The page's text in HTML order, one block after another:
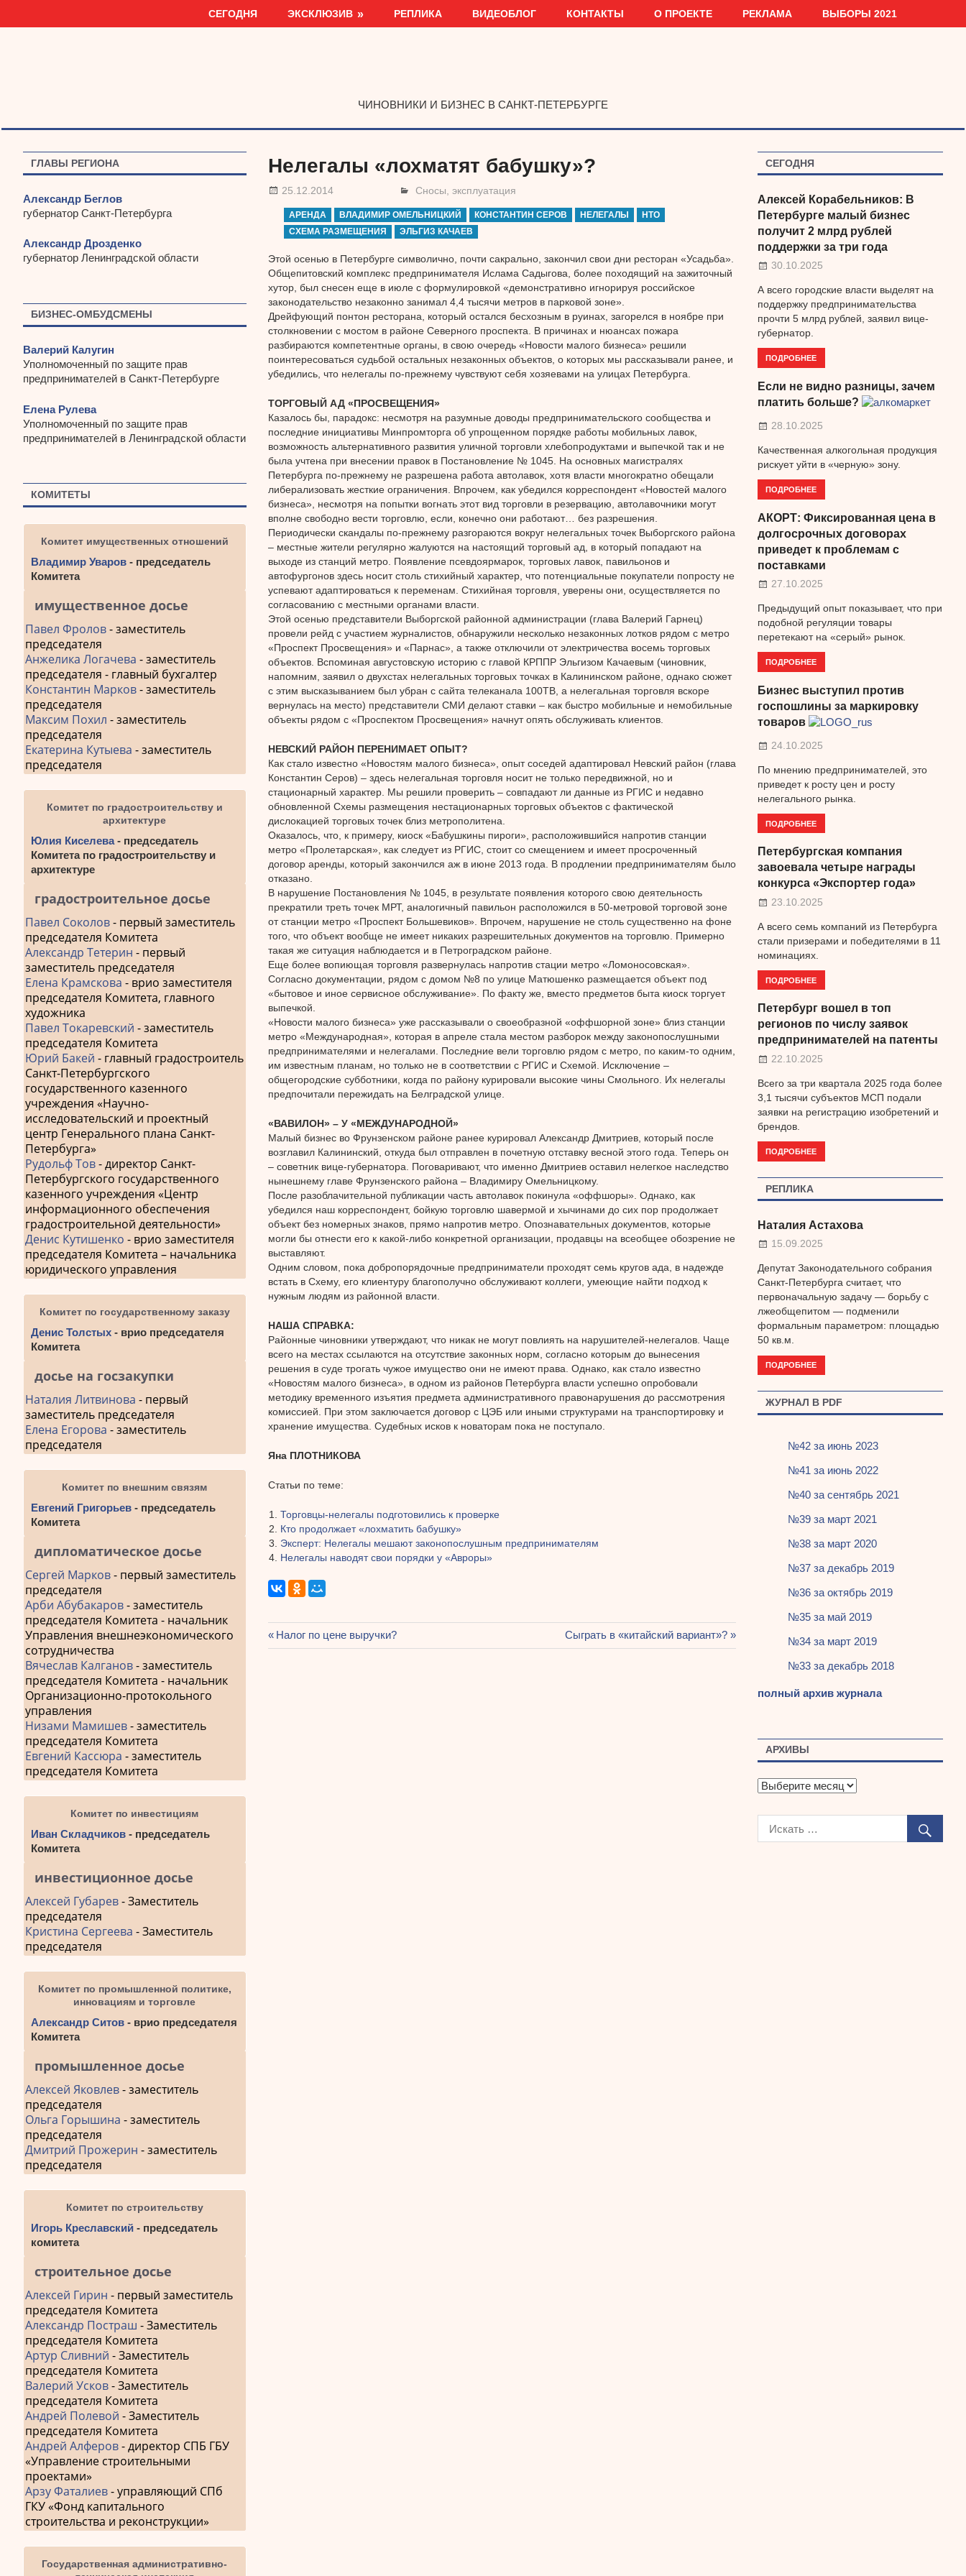
СЕГОДНЯ ЭКСКЛЮЗИВ РЕПЛИКА ВИДЕОБЛОГ КОНТАКТЫ О ПРОЕКТЕ РЕКЛАМА ВЫБОРЫ 2021
ЧИНОВНИКИ И БИЗНЕС В САНКТ-ПЕТЕРБУРГЕ
Нелегалы «лохматят бабушку»?
25.12.2014 Сносы, эксплуатация
АРЕНДА ВЛАДИМИР ОМЕЛЬНИЦКИЙ КОНСТАНТИН СЕРОВ НЕЛЕГАЛЫ
НТО
СХЕМА РАЗМЕЩЕНИЯ
ЭЛЬГИЗ КАЧАЕВ
Этой осенью в Петербурге символично, почти сакрально, закончил свои дни ресторан «Усадьба».
Общепитовский комплекс предпринимателя Ислама Садыгова, более походящий на зажиточный
хутор, был снесен еще в июле с формулировкой «демонстративно игнорируя российское
законодательство незаконно занимал 4,4 тысячи метров в парковой зоне».
Дрейфующий понтон ресторана, который остался бесхозным в руинах, загорелся в ноябре при
столкновении с мостом в районе Северного проспекта. В причинах и нюансах пожара
разбираются компетентные органы, в свою очередь «Новости малого бизнеса» решили
поинтересоваться судьбой остальных незаконных объектов, о которых мы рассказывали ранее, и
убедились, что нелегалы по-прежнему чувствуют себя хозяевами на улицах Петербурга.
ТОРГОВЫЙ АД «ПРОСВЕЩЕНИЯ»
Казалось бы, парадокс: несмотря на разумные доводы предпринимательского сообщества и
последние инициативы Минпромторга об упрощенном порядке работы мобильных лавок,
возможность альтернативного развития уличной торговли хлебопродуктами и выпечкой так и не
была учтена при внесении правок в Постановление № 1045. На основных магистралях
Петербурга по-прежнему не разрешена работа автолавок, хотя власти многократно обещали
либерализовать жесткие ограничения. Впрочем, как убедился корреспондент «Новостей малого
бизнеса», несмотря на попытки вогнать этот вид торговли в резервацию, автолавочники могут
вполне свободно вести торговлю, если, конечно они работают… без разрешения.
Периодически скандалы по-прежнему разгораются вокруг нелегальных точек Выборгского района
– местные жители регулярно жалуются на настоящий торговый ад, в который попадают на
выходе из станций метро. Появление псевдоярмарок, торговых лавок, павильонов и
автофургонов здесь носит столь стихийный характер, что потенциальные покупатели попросту не
успевают адаптироваться к переменам. Стихийная торговля, уверены они, осуществляется по
согласованию с местными органами власти.
Этой осенью представители Выборгской районной администрации (глава Валерий Гарнец)
провели рейд с участием журналистов, обнаружили несколько незаконных лотков рядом с метро
«Проспект Просвещения» и «Парнас», а также отключили от электричества восемь торговых
объектов. Вспоминая августовскую историю с главой КРППР Эльгизом Качаевым (чиновник,
напомним, заявил о двухстах нелегальных торговых точках в Калининском районе, однако сюжет
с этим высказыванием был убран с сайта телеканала 100ТВ, а нелегальная торговля вскоре
вернулась на место) представители СМИ делают ставки – как быстро мобильные и немобильные
объекты рядом с «Проспектом Просвещения» начнут опять обслуживать клиентов.
НЕВСКИЙ РАЙОН ПЕРЕНИМАЕТ ОПЫТ?
Как стало известно «Новостям малого бизнеса», опыт соседей адаптировал Невский район (глава
Константин Серов) – здесь нелегальная торговля носит не только передвижной, но и
стационарный характер. Мы решили проверить – совпадают ли данные из РГИС и недавно
обновленной Схемы размещения нестационарных торговых объектов с фактической
дислокацией торговых точек близ метрополитена.
Оказалось, что, к примеру, киоск «Бабушкины пироги», расположившийся напротив станции
метро «Пролетарская», как следует из РГИС, стоит со смещением и имеет просроченный
договор аренды, который закончился аж в июне 2013 года. В продлении предпринимателям было
отказано.
В нарушение Постановления № 1045, в результате появления которого свою деятельность
прекратили треть точек МРТ, аналогичный павильон расположился в 50-метровой торговой зоне
от станции метро «Проспект Большевиков». Впрочем, нарушение не столь существенно на фоне
того, что объект вообще не имеет никаких разрешительных документов на торговлю. Примерно
такая же ситуация наблюдается и в Петроградском районе.
Еще более вопиющая торговля развернулась напротив стации метро «Ломоносовская».
Согласно документации, рядом с домом №8 по улице Матюшенко размещается объект под
«бытовое и иное сервисное обслуживание». По факту же, вместо предметов быта киоск торгует
выпечкой.
«Новости малого бизнеса» уже рассказывали о своеобразной «оффшорной зоне» близ станции
метро «Международная», которая в апреле стала местом разборок между законопослушными
предпринимателями и нелегалами. Последние вели торговлю рядом с метро, по каким-то одним,
им известным планам, но только не в соответствии с РГИС и Схемой. Исключение –
общегородские субботники, когда по району курировали высокие чины Смольного. Их нелегалы
предпочитали пережидать на Белградской улице.
«ВАВИЛОН» – У «МЕЖДУНАРОДНОЙ»
Малый бизнес во Фрунзенском районе ранее курировал Александр Дмитриев, который после
возглавил Калининский, откуда был отправлен в почетную отставку весной этого года. Теперь он
– советник вице-губернатора. Поговаривают, что именно Дмитриев оставил нелегкое наследство
нынешнему главе Фрунзенского района – Владимиру Омельницкому.
После разоблачительной публикации часть автолавок покинула «оффшоры». Однако, как
убедился наш корреспондент, бойкую торговлю шавермой и хычинами до сих пор продолжает
объект без номерных знаков, прямо напротив метро. Опознавательных документов, которые
могли бы отнести его к какой-либо конкретной организации, продавцы на всеобщее обозрение не
выставляют.
Одним словом, пока добропорядочные предприниматели проходят семь кругов ада, в надежде
встать в Схему, его клиентуру благополучно обслуживают коллеги, умеющие найти подход к
нужным людям из районной власти.
НАША СПРАВКА:
Районные чиновники утверждают, что никак не могут повлиять на нарушителей-нелегалов. Чаще
всего на местах ссылаются на отсутствие законных норм, согласно которым до вынесения
решения в суде трогать чужое имущество они не имеют права. Однако, как стало известно
«Новостям малого бизнеса», в одном из районов Петербурга власти успешно опробовали
методику временного изъятия предмета административного правонарушения до рассмотрения
комиссией. При этом заключается договор с ЦЭБ или иными структурами на транспортировку и
хранение имущества. Судебных исков к новаторам пока не поступало.
Яна ПЛОТНИКОВА
Статьи по теме:
Торговцы-нелегалы подготовились к проверке
Кто продолжает «лохматить бабушку»
Эксперт: Нелегалы мешают законопослушным предпринимателям
Нелегалы наводят свои порядки у «Авроры»
Навигация
Предыдущая
запись:
Налог по цене выручки?
Следующая
запись:
Сыграть в «китайский вариант»?
ГЛАВЫ РЕГИОНА
Александр Беглов
губернатор Санкт-Петербурга
Александр Дрозденко
губернатор Ленинградской области
БИЗНЕС-ОМБУДСМЕНЫ
Валерий Калугин
Уполномоченный по защите прав
предпринимателей в Санкт-Петербурге
Елена Рулева
Уполномоченный по защите прав
предпринимателей в Ленинградской области
КОМИТЕТЫ
Комитет имущественных отношений
Владимир Уваров - председатель
Комитета
имущественное досье
Павел Фролов- заместитель
председателя
Анжелика Логачева - заместитель
председателя - главный бухгалтер
Константин Марков- заместитель
председателя
Максим Похил - заместитель
председателя
Екатерина Кутыева - заместитель
председателя
Комитет по градостроительству и
архитектуре
Юлия Киселева- председатель
Комитета по градостроительству и
архитектуре
градостроительное досье
Павел Соколов- первый заместитель
председателя Комитета
Александр Тетерин - первый
заместитель председателя
Елена Крамскова - врио заместителя
председателя Комитета, главного
художника
Павел Токаревский - заместитель
председателя Комитета
Юрий Бакей - главный градостроитель
Санкт-Петербургского
государственного казенного
учреждения «Научно-
исследовательский и проектный
центр Генерального плана Санкт-
Петербурга»
Рудольф Тов- директор Санкт-
Петербургского государственного
казенного учреждения «Центр
информационного обеспечения
градостроительной деятельности»
Денис Кутишенко - врио заместителя
председателя Комитета – начальника
юридического управления
Комитет по государственному заказу
Денис Толстых - врио председателя
Комитета
досье на госзакупки
Наталия Литвинова - первый
заместитель председателя
Елена Егорова - заместитель
председателя
Комитет по внешним связям
Евгений Григорьев - председатель
Комитета
дипломатическое досье
Сергей Марков- первый заместитель
председателя
Арби Абубакаров- заместитель
председателя Комитета - начальник
Управления внешнеэкономического
сотрудничества
Вячеслав Калганов- заместитель
председателя Комитета - начальник
Организационно-протокольного
управления
Низами Мамишев- заместитель
председателя Комитета
Евгений Кассюра - заместитель
председателя Комитета
Комитет по инвестициям
Иван Складчиков - председатель
Комитета
инвестиционное досье
Алексей Губарев- Заместитель
председателя
Кристина Сергеева - Заместитель
председателя
Комитет по промышленной политике,
инновациям и торговле
Александр Ситов - врио председателя
Комитета
промышленное досье
Алексей Яковлев- заместитель
председателя
Ольга Горышина - заместитель
председателя
Дмитрий Прожерин - заместитель
председателя
Комитет по строительству
Игорь Креславский - председатель
комитета
строительное досье
Алексей Гирин - первый заместитель
председателя Комитета
Александр Постраш - Заместитель
председателя Комитета
Артур Сливний - Заместитель
председателя Комитета
Валерий Усков- Заместитель
председателя Комитета
Андрей Полевой - Заместитель
председателя Комитета
Андрей Алферов- директор СПБ ГБУ
«Управление строительными
проектами»
Арзу Фаталиев- управляющий СПб
ГКУ «Фонд капитального
строительства и реконструкции»
Государственная административно-
СЕГОДНЯ
Алексей Корабельников: В
Петербурге малый бизнес
получит 2 млрд рублей
поддержки за три года
30.10.2025
А всего городские власти выделят на
поддержку предпринимательства
прочти 5 млрд рублей, заявил вице-
губернатор.
ПОДРОБНЕЕ
Если не видно разницы, зачем
платить больше?
28.10.2025
Качественная алкогольная продукция
рискует уйти в «черную» зону.
ПОДРОБНЕЕ
АКОРТ: Фиксированная цена в
долгосрочных договорах
приведет к проблемам с
поставками
27.10.2025
Предыдущий опыт показывает, что при
подобной регуляции товары
перетекают на «серый» рынок.
ПОДРОБНЕЕ
Бизнес выступил против
госпошлины за маркировку
товаров
24.10.2025
По мнению предпринимателей, это
приведет к росту цен и росту
нелегального рынка.
ПОДРОБНЕЕ
Петербургская компания
завоевала четыре награды
конкурса «Экспортер года»
23.10.2025
А всего семь компаний из Петербурга
стали призерами и победителями в 11
номинациях.
ПОДРОБНЕЕ
Петербург вошел в топ
регионов по числу заявок
предпринимателей на патенты
22.10.2025
Всего за три квартала 2025 года более
3,1 тысячи субъектов МСП подали
заявки на регистрацию изобретений и
брендов.
ПОДРОБНЕЕ
РЕПЛИКА
Наталия Астахова
15.09.2025
Депутат Законодательного собрания
Санкт-Петербурга считает, что
первоначальную задачу — борьбу с
лжеобщепитом — подменили
формальным параметром: площадью
50 кв.м.
ПОДРОБНЕЕ
ЖУРНАЛ В PDF
№42 за июнь 2023
№41 за июнь 2022
№40 за сентябрь 2021
№39 за март 2021
№38 за март 2020
№37 за декабрь 2019
№36 за октябрь 2019
№35 за май 2019
№34 за март 2019
№33 за декабрь 2018
полный архив журнала
АРХИВЫ
А
х
в